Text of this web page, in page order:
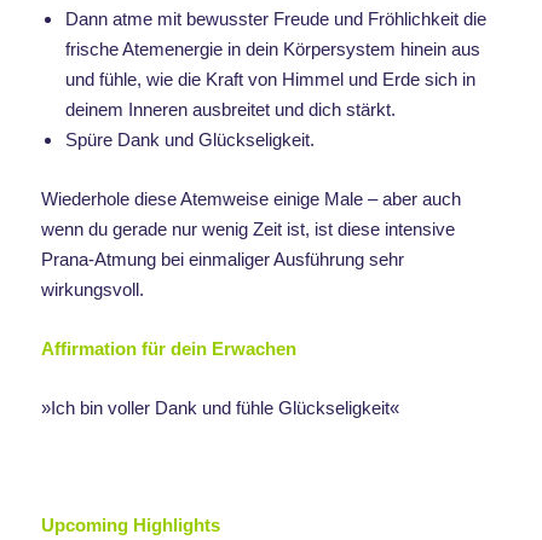
Dann atme mit bewusster Freude und Fröhlichkeit die
frische Atemenergie in dein Körpersystem hinein aus
und fühle, wie die Kraft von Himmel und Erde sich in
deinem Inneren ausbreitet und dich stärkt.
Spüre Dank und Glückseligkeit.
Wiederhole diese Atemweise einige Male – aber auch
wenn du gerade nur wenig Zeit ist, ist diese intensive
Prana-Atmung bei einmaliger Ausführung sehr
wirkungsvoll.
Affirmation für dein Erwachen
»Ich bin voller Dank und fühle Glückseligkeit«
Upcoming Highlights